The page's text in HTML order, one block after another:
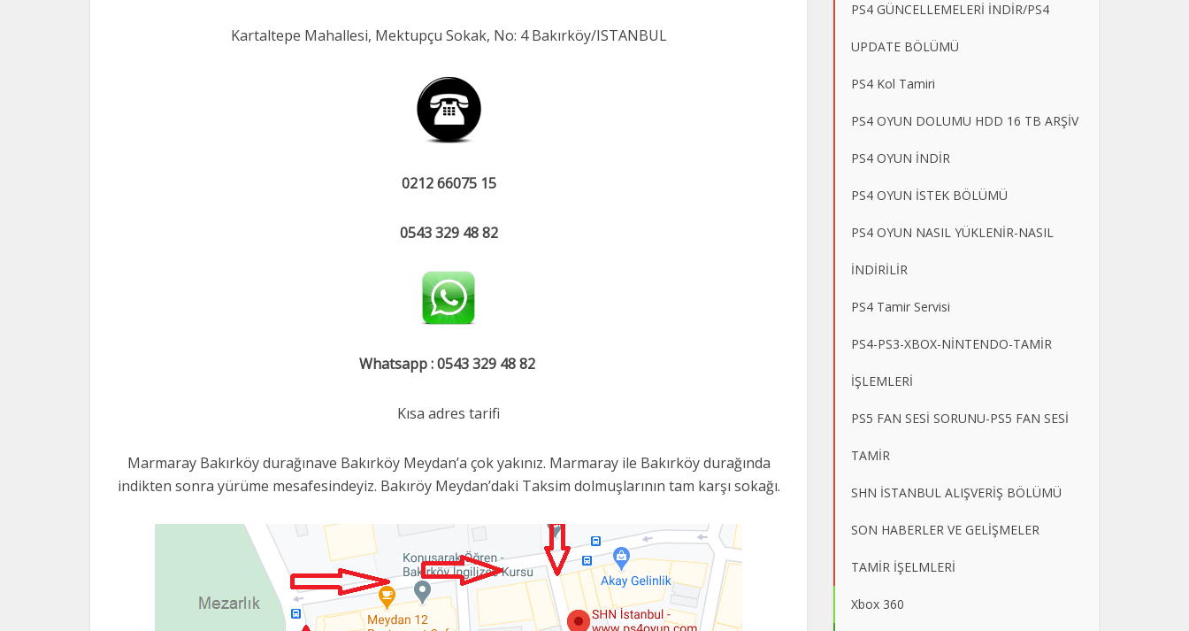
Kartaltepe Mahallesi, Mektupçu Sokak, No: 4 Bakırköy/ISTANBUL
0212 66075 15
0543 329 48 82
Whatsapp : 0543 329 48 82
Kısa adres tarifi
Marmaray Bakırköy durağınave Bakırköy Meydan’a çok yakınız. Marmaray ile Bakırköy durağında
indikten sonra yürüme mesafesindeyiz. Bakıröy Meydan’daki Taksim dolmuşlarının tam karşı sokağı.
PS4 GÜNCELLEMELERİ İNDİR/PS4
UPDATE BÖLÜMÜ
PS4 Kol Tamiri
PS4 OYUN DOLUMU HDD 16 TB ARŞİV
PS4 OYUN İNDİR
PS4 OYUN İSTEK BÖLÜMÜ
PS4 OYUN NASIL YÜKLENİR-NASIL
İNDİRİLİR
PS4 Tamir Servisi
PS4-PS3-XBOX-NİNTENDO-TAMİR
İŞLEMLERİ
PS5 FAN SESİ SORUNU-PS5 FAN SESİ
TAMİR
SHN İSTANBUL ALIŞVERİŞ BÖLÜMÜ
SON HABERLER VE GELİŞMELER
TAMİR İŞELMLERİ
Xbox 360